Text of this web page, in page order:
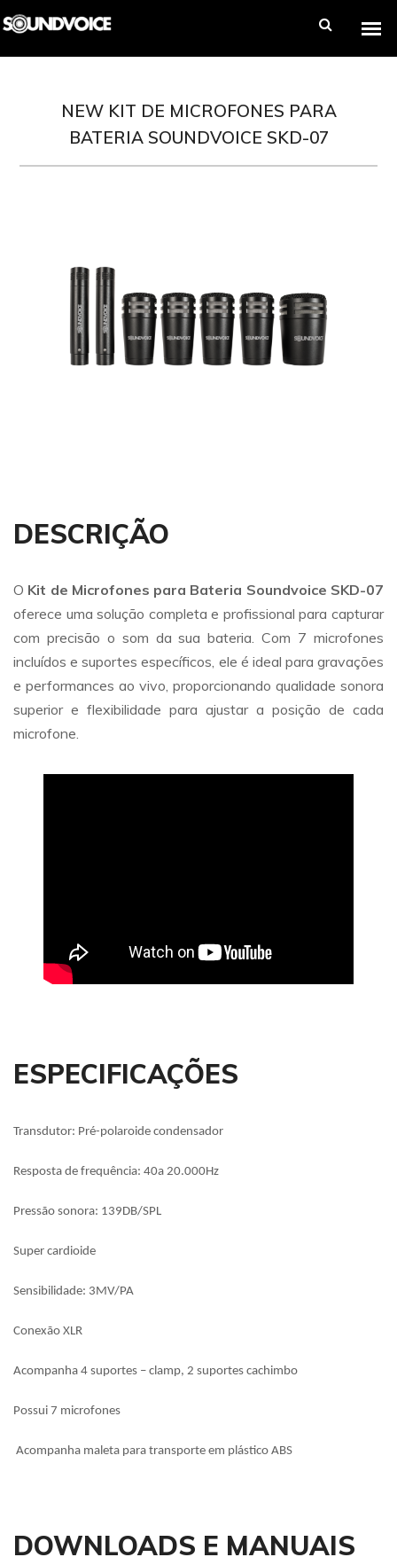
NEW KIT DE MICROFONES PARA
BATERIA SOUNDVOICE SKD-07
DESCRIÇÃO
O Kit de Microfones para Bateria Soundvoice SKD-07
oferece uma solução completa e profissional para capturar
com precisão o som da sua bateria. Com 7 microfones
incluídos e suportes específicos, ele é ideal para gravações
e performances ao vivo, proporcionando qualidade sonora
superior e flexibilidade para ajustar a posição de cada
microfone.
ESPECIFICAÇÕES
Transdutor: Pré-polaroide condensador
Resposta de frequência: 40a 20.000Hz
Pressão sonora: 139DB/SPL
Super cardioide
Sensibilidade: 3MV/PA
Conexão XLR
Acompanha 4 suportes – clamp, 2 suportes cachimbo
Possui 7 microfones
Acompanha maleta para transporte em plástico ABS
DOWNLOADS E MANUAIS